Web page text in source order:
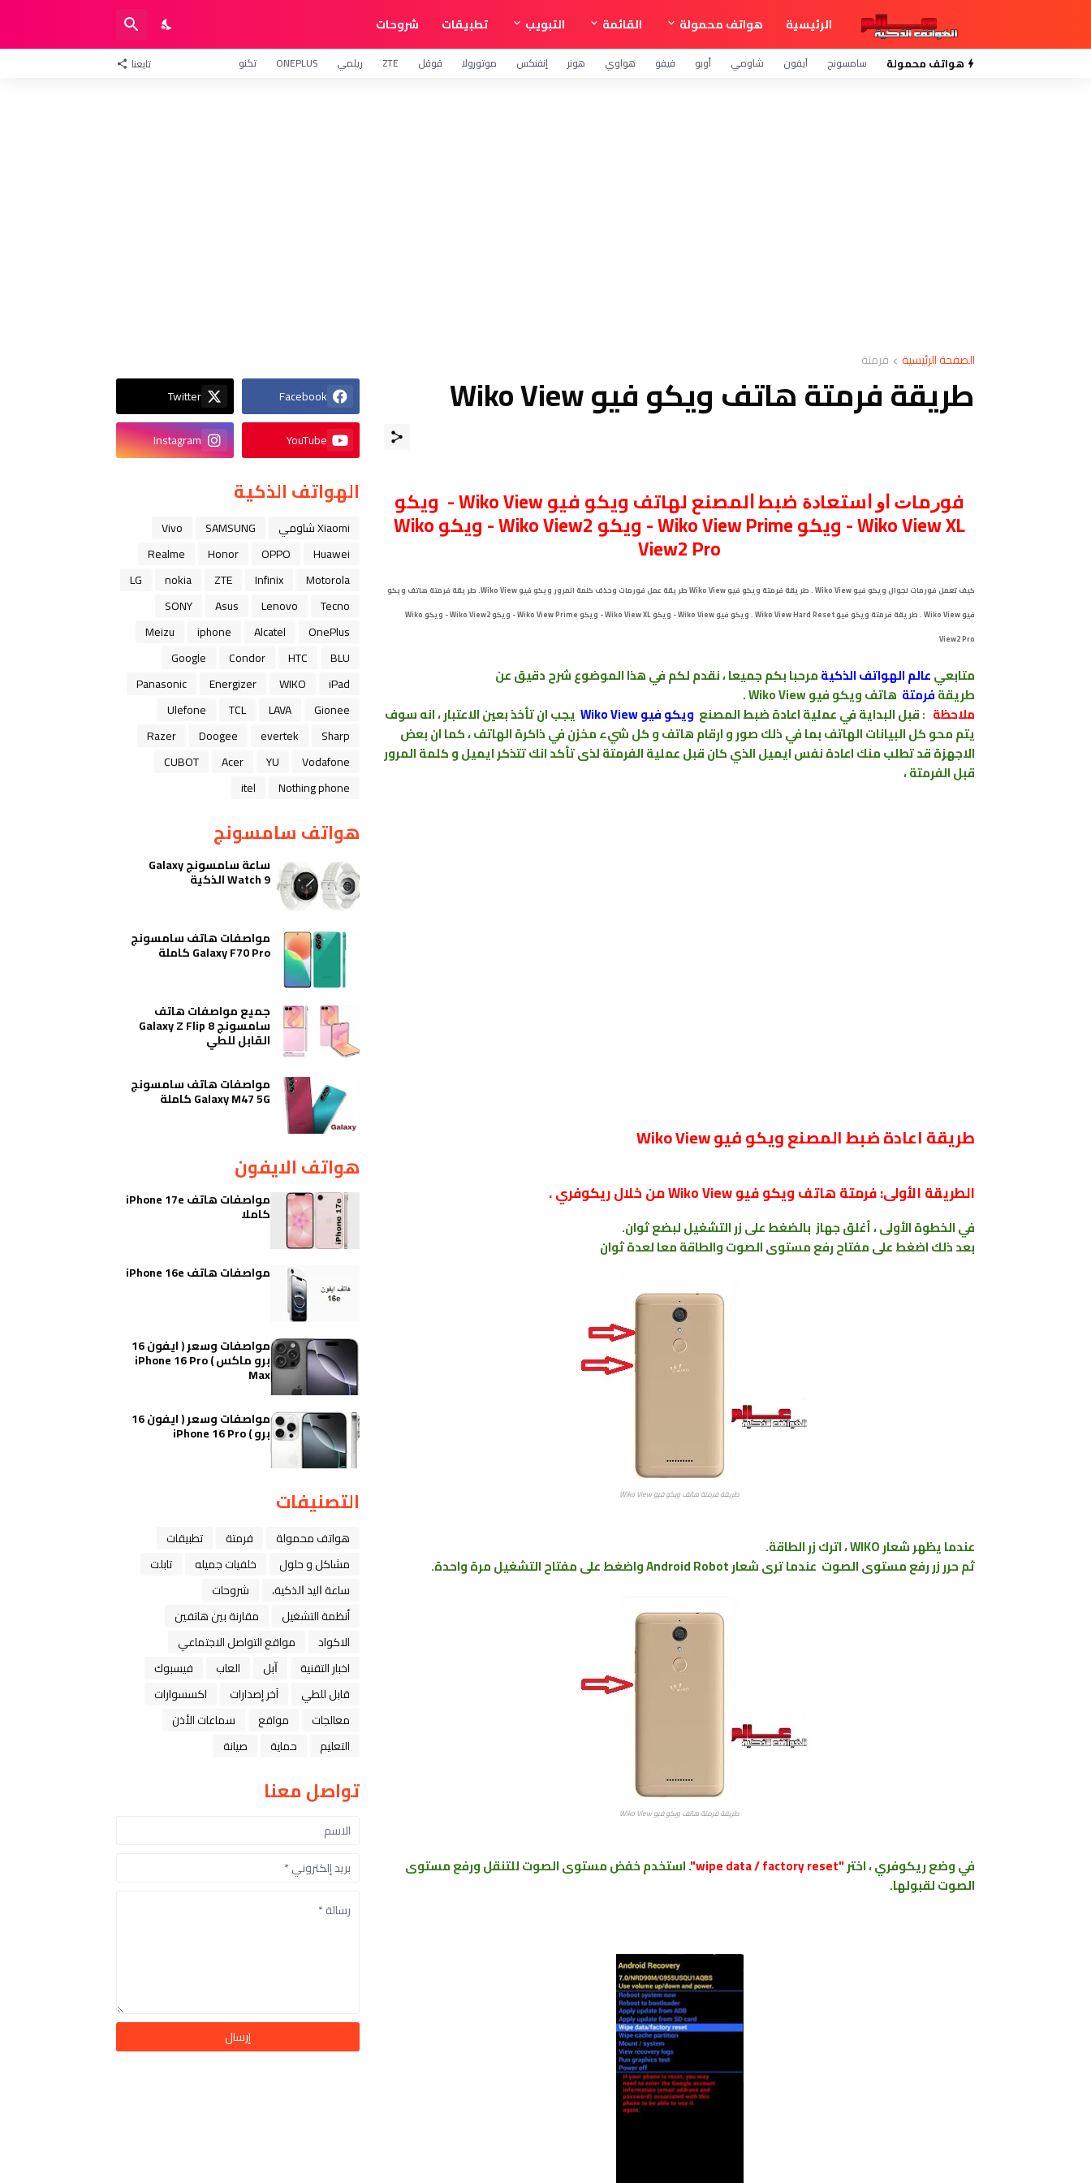
الرئيسية هواتف محمولة القائمة التبويب تطبيقات شروحات
هواتف محمولة سامسونج آيفون شاومي أوبو فيفو هواوي هونر إنفنكس موتورولا قوقل ZTE ريلمي ONEPLUS تكنو تابعنا
الصفحة الرئيسية فرمتة
طريقة فرمتة هاتف ويكو فيو Wiko View
ﻓﻮﺭﻣﺎﺕ ﺍﻭ ﺍﺳﺘﻌﺎﺩﺓ ﺿﺒﻂ ﺍﻟﻤﺼﻨﻊ ﻟﻬﺎﺗﻒ ويكو فيو Wiko View - ويكو
Wiko View XL - ويكو Wiko View Prime - ويكو Wiko View2 - ويكو Wiko
View2 Pro
كيف تعمل فورمات لجوال ويكو فيو Wiko View . طريقة فرمتة ويكو فيو Wiko View ﻃﺮﻳﻘﺔ عمل فورمات وحذف كلمة المرور ويكو فيو Wiko View. طريقة فرمتة هاتف ويكو
فيو Wiko View .
طريقة فرمتة ويكو فيو Wiko View Hard Reset . ويكو فيو Wiko View - ويكو Wiko View XL - ويكو Wiko View Prime - ويكو Wiko View2 - ويكو Wiko
View2 Pro
متابعيعالم الهواتف الذكيةمرحبا بكمجميعا ، نقدم لكم في هذا الموضوع شرح دقيق عن
طريقةفرمتة هاتف ويكو فيو Wiko View .
ملاحظة : قبل البداية في عملية اعادةضبطالمصنع ويكو فيو Wiko View
يجب ان تأخذ بعين الاعتبار ، انه سوف
يتم محو كل البيانات الهاتف بمافي ذلك صور و ارقامهاتف و كل شيءمخزنفيذاكرة الهاتف ، كما ان بعض
الاجهزة قد تطلب منك اعادة نفس ايميل الذي كان قبل عملية الفرمتة لذى تأكد انك تتذكر ايميل و كلمة المرور
قبل الفرمتة ،
طريقة اعادة ضبط المصنع ويكو فيو Wiko View
الطريقة الأولى: فرمتة هاتف ويكو فيو Wiko View من خلال ريكوفري .
في الخطوة الأولى ، أغلق جهاز بالضغط على زر التشغيل لبضع ثوان.
بعد ذلك اضغط على مفتاحرفع مستوى الصوت والطاقة معا لعدة ثوان
طريقة فرمتة هاتف ويكو فيو Wiko View
عندما يظهر شعار WIKO ، اترك زر الطاقة.
ثم حررزررفع مستوى الصوت عندما ترى شعار
طريقة فرمتة هاتف ويكو فيو Wiko View
في وضع ريكوفري ، اختر"wipe data / factory reset" . استخدمخفض مستوى الصوت للتنقل ورفع مستوى
الصوت لقبولها.
Facebook
Twitter
YouTube
Instagram
الهواتف الذكية
Xiaomi شاومي SAMSUNG
Vivo
Huawei
OPPO
Honor
Realme
Motorola
Infinix
ZTE
nokia
LG
Tecno
Lenovo
Asus
SONY
OnePlus
Alcatel
iphone
Meizu
BLU
HTC
Condor
Google
iPad
WIKO
Energizer
Panasonic
Gionee
LAVA
TCL
Ulefone
Sharp
evertek
Doogee
Razer
Vodafone
YU
Acer
CUBOT
Nothing phone
itel
هواتف سامسونج
ساعة سامسونج Galaxy
Watch 9 الذكية
مواصفات هاتف سامسونج
Galaxy F70 Pro كاملة
جميع مواصفات هاتف
سامسونج Galaxy Z Flip 8
القابل للطي
مواصفات هاتف سامسونج
Galaxy M47 5G كاملة
هواتف الايفون
مواصفات هاتف iPhone 17e
كاملا
مواصفات هاتف iPhone 16e
مواصفات وسعر ( ايفون 16
برو ماكس ) iPhone 16 Pro
Max
مواصفات وسعر ( ايفون 16
برو ) iPhone 16 Pro
التصنيفات
هواتف محمولة فرمتة
تطبيقات
مشاكل و حلول
خلفيات جميله
تابلت
ﺳﺎﻋﺔ ﺍﻟﻴﺪ ﺍﻟﺬﻛﻴﺔ،
شروحات
أنظمة التشغيل
مقارنة بين هاتفين
الاكواد
مواقع التواصل الاجتماعي
اخبار التقنية
ﺁﺑﻞ العاب
فيسبوك
قابل للطي
آخر إصدارات
اكسسوارات
معالجات
مواقع
سماعات الأذن
التعليم
حماية صيانة
تواصل معنا